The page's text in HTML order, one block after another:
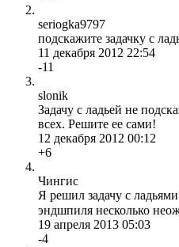
seriogka9797
подскажите задачку с
11 декабря 2012 22:54
-11
slonik
Задачу с ладьей не
всех. Решите ее сами!
12 декабря 2012 00:12
+6
Чингис
Я решил задачу с
эндшпиля несколько
19 апреля 2013 05:03
-4